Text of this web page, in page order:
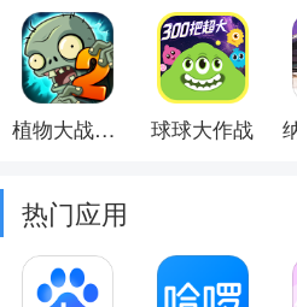
植物大战僵尸2 球球大作战
热门应用